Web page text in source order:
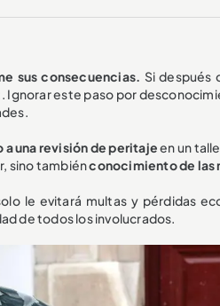
sus consecuencias. Si después
Ignorar este paso por
una revisión de peritajeen un
sino tambiénconocimiento de las
le evitará multas y pérdidas
de todos los involucrados.